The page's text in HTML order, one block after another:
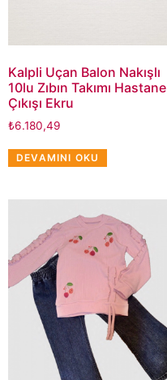
Kalpli Uçan Balon Nakışlı
10lu Zıbın Takımı Hastane
Çıkışı Ekru
₺6.180,49
DEVAMINI OKU